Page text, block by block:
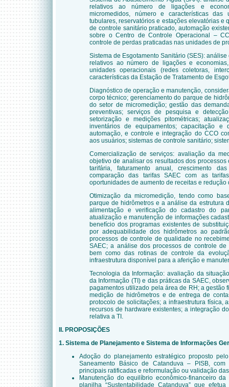
relativos ao número de ligações e
micromedidos, número e características das
tubulares, reservatórios e estações elevatórias e
de controle sanitário praticado, automação
sobre o Centro de Controle Operacional –
controle de perdas praticadas nas unidades de
Sistema de Esgotamento Sanitário (SES):
relativos ao número de ligações e
unidades operacionais (redes coletoras,
características da Estação de Tratamento de
Diagnóstico de operação e manutenção,
corpo técnico; gerenciamento do parque de
do setor de micromedição; gestão das
preventivas; serviços de pesquisa e
setorização e medições pitométricas;
inventários de equipamentos; capacitação e
automação, e controle e integração do CCO
aos usuários; sistemas de controle sanitário;
Comercialização de serviços: avaliação da
objetivo de analisar os resultados dos processos
tarifária, faturamento anual, crescimento
comparação das tarifas SAEC com as
oportunidades de aumento de receitas e redução
Otimização da micromedição, tendo como
parque de hidrômetros e a análise da estrutura
alimentação e verificação do cadastro do
atualização e manutenção de informações
benefício dos programas existentes de
por adequabilidade dos hidrômetros ao
processos de controle de qualidade no
SAEC; a análise dos processos de controle
bem como das rotinas de controle da
infraestrutura disponível para a aferição e
Tecnologia da Informação: avaliação da
da Informação (TI) e das práticas da SAEC,
pagamentos utilizado pela área de RH; a gestão
medição de hidrômetros e de entrega de
protocolo de solicitações; a infraestrutura física,
recursos de hardware existentes; a integração
relativa a TI.
II. PROPOSIÇÕES
1. Sistema de Planejamento e Sistema de Informações
Adoção do planejamento estratégico proposto
Saneamento Básico de Catanduva – PISB,
principais ratificadas e reformulação ou validação
Manutenção do equilíbrio econômico-financeiro
planilha “Sustentabilidade Catanduva” que